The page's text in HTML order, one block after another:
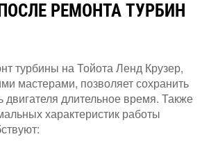
РЕМОНТА ТУРБИН
турбины на Тойота Ленд Крузер,
мастерами, позволяет сохранить
двигателя длительное время. Также
характеристик работы